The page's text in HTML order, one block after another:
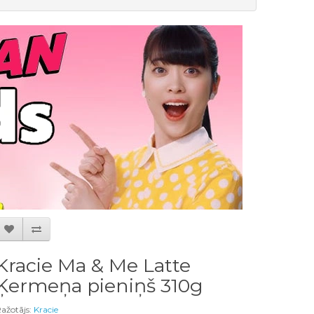
Ma & Me Latte
pieniņš 310g
Kracie